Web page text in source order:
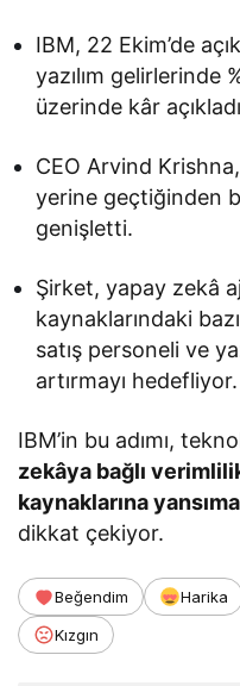
IBM, 22 Ekim’de
yazılım gelirlerinde
üzerinde kâr
CEO Arvind
yerine geçtiğinden
genişletti.
Şirket, yapay zekâ
kaynaklarındaki
satış personeli ve
artırmayı hedefliyor.
IBM’in bu adımı,
zekâya bağlı
kaynaklarına
dikkat çekiyor.
Beğendim Harika
Kızgın